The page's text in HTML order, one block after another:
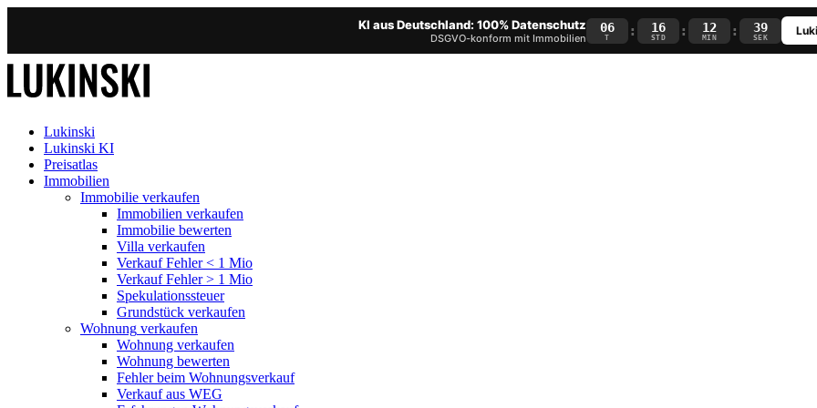
KI aus Deutschland: 100% Datenschutz
DSGVO-konform mit Immobilien
06
T : 16
STD : 12
MIN : 38
SEK
Lukinski
Lukinski KI
Preisatlas
Immobilien
Immobilie verkaufen
Immobilien verkaufen
Immobilie bewerten
Villa verkaufen
Verkauf Fehler < 1 Mio
Verkauf Fehler > 1 Mio
Spekulationssteuer
Grundstück verkaufen
Wohnung verkaufen
Wohnung verkaufen
Wohnung bewerten
Fehler beim Wohnungsverkauf
Verkauf aus WEG